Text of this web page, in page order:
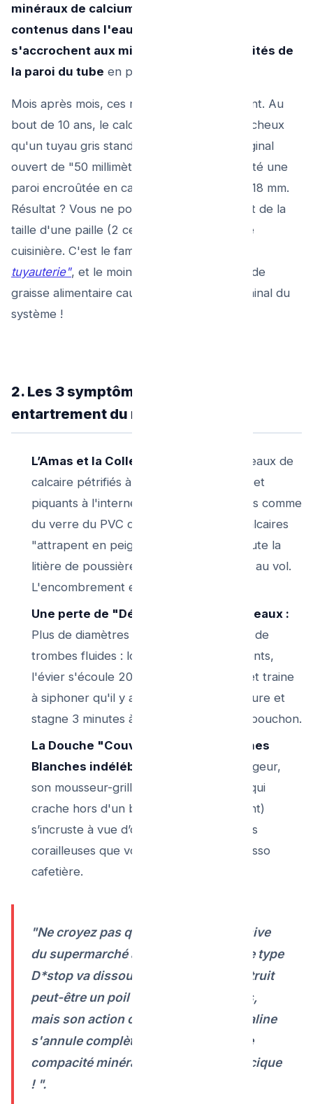
minéraux de calcium et de magnésium
contenus dans l'eau cristallisent et
s'accrochent aux microscopiques aspérités de
la paroi du tube en plastique ou fonte.
Mois après mois, ces microcristaux s'empilent. Au
bout de 10 ans, le calcium compact est si rocheux
qu'un tuyau gris standard d'un diamètre original
ouvert de "50 millimètres", possède en réalité une
paroi encroûtée en calcaire poreux épais à 18 mm.
Résultat ? Vous ne possédez plus qu'un filet de la
taille d'une paille (2 centimètres) pour votre
cuisinière. C'est le fameux
tuyauterie", et le moindre flocon d'un amas de
graisse alimentaire causera le bouchon terminal du
système !
2. Les 3 symptômes ultimes d'un
entartrement du réseau général
L’Amas et la Colle Calcaire :
Les morceaux de
calcaire pétrifiés à la sortie sont crantés et
piquants à l'interne. Ils ne sont plus lisses comme
du verre du PVC d’usine. Ces croûtes calcaires
"attrapent en peigne" au fil des jours toute la
litière de poussière et du gras de lavage au vol.
L'encombrement est exponentiel.
Une perte de "Débit de Vitesse" des eaux :
Plus de diamètres "mangés" c'est moins de
trombes fluides : lors du brossage de dents,
l'évier s'écoule 20% plus modérément et traine
à siphoner qu'il y a 5 ans... puis l'eau sature et
stagne 3 minutes à descendre par trou-bouchon.
La Douche "Couverte de taches sèches
Blanches indélébiles" :
Le robinet mitigeur,
son mousseur-grille d’embout terminal (qui
crache hors d'un bec n'importe comment)
s’incruste à vue d’œil des mêmes croûtes
corailleuses que votre machine Nesspresso
cafetière.
"Ne croyez pas qu'une poudre corrosive
du supermarché à la Soude Caustique type
D*stop va dissoudre la pierre. Elle détruit
peut-être un poil organique ou le gras,
mais son action chimique pH très alcaline
s'annule complètement face à la forte
compacité minérale du carbonate calcique
! ".